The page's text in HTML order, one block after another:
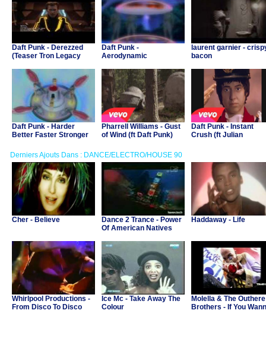
Daft Punk - Derezzed
(Teaser Tron Legacy
Daft Punk -
Aerodynamic
laurent garnier -
bacon
Daft Punk - Harder
Better Faster Stronger
Pharrell Williams - Gust
of Wind (ft Daft Punk)
Daft Punk - Instant
Crush (ft Julian
Derniers Ajouts Dans : DANCE/ELECTRO/HOUSE 90
Cher - Believe
Dance 2 Trance - Power
Of American Natives
Haddaway - Life
Whirlpool Productions -
From Disco To Disco
Ice Mc - Take Away The
Colour
Molella & The Outhere
Brothers - If You